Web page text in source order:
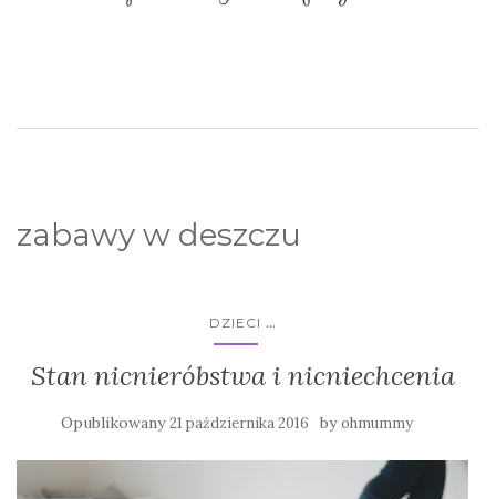
zabawy w deszczu
DZIECI ...
Stan nicnieróbstwa i nicniechcenia
Opublikowany21 października 2016 byohmummy